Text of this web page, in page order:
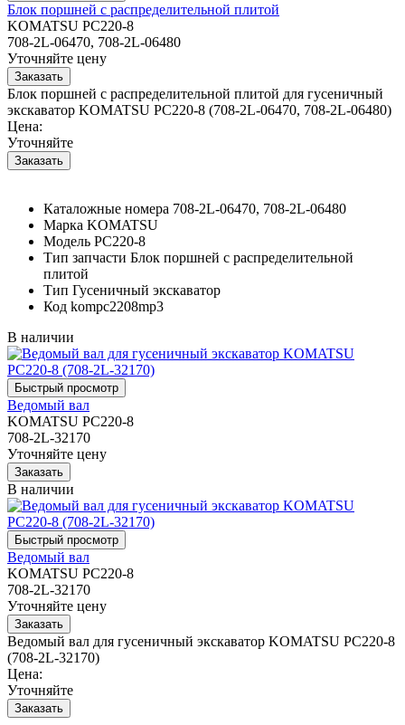
Блок поршней c распределительной плитой
KOMATSU PC220-8
708-2L-06470, 708-2L-06480
Уточняйте цену
Блок поршней c распределительной плитой для гусеничный
экскаватор KOMATSU PC220-8 (708-2L-06470, 708-2L-06480)
Цена:
Уточняйте
Каталожные номера 708-2L-06470, 708-2L-06480
Марка KOMATSU
Модель PC220-8
Тип запчасти Блок поршней c распределительной
плитой
Тип Гусеничный экскаватор
Код kompc2208mp3
В наличии
Ведомый вал
KOMATSU PC220-8
708-2L-32170
Уточняйте цену
В наличии
Ведомый вал
KOMATSU PC220-8
708-2L-32170
Уточняйте цену
Ведомый вал для гусеничный экскаватор KOMATSU PC220-8
(708-2L-32170)
Цена:
Уточняйте